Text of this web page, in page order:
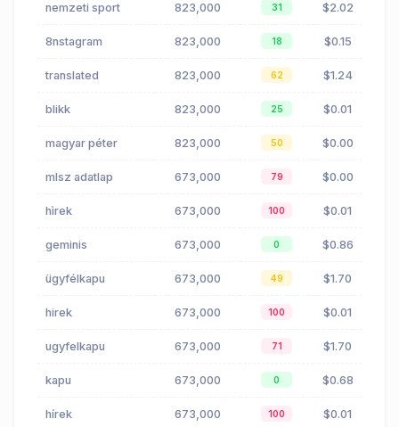
nemzeti sport 823,000 31 $2.02
8nstagram 823,000 18 $0.15
translated 823,000 62 $1.24
blikk 823,000 25 $0.01
magyar péter 823,000 50 $0.00
mlsz adatlap 673,000 79 $0.00
hìrek 673,000 100 $0.01
geminis 673,000 0 $0.86
ügyfélkapu 673,000 49 $1.70
hirek 673,000 100 $0.01
ugyfelkapu 673,000 71 $1.70
kapu 673,000 0 $0.68
hírek 673,000 100 $0.01